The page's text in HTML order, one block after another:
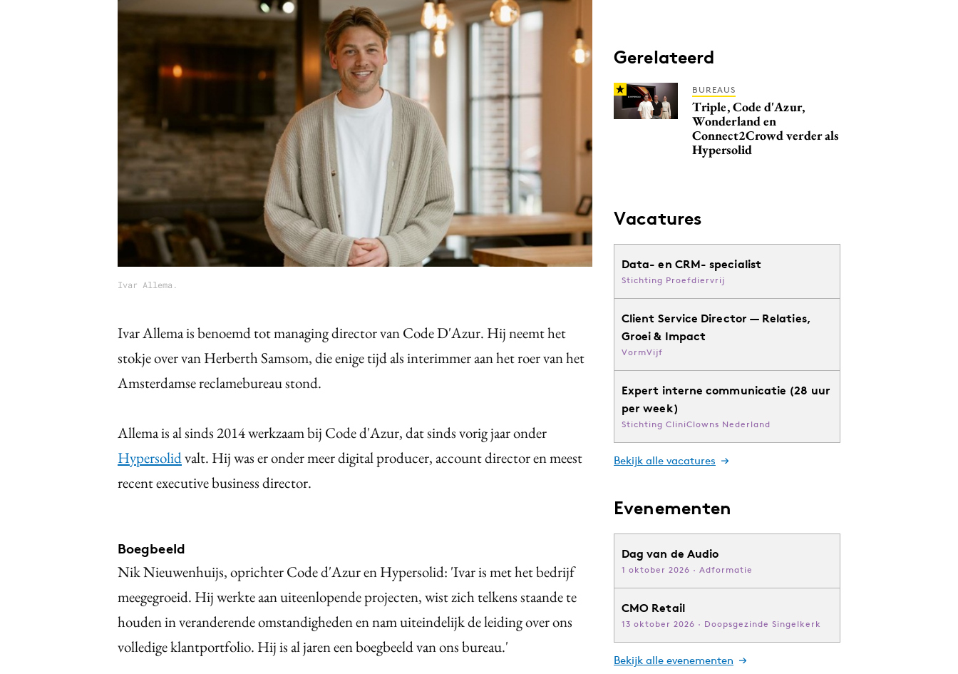
Gedragsverandering
Influencer marketing
Interne communicatie
Purpose Marketing
Reputatie & crisis
Ivar Allema.
Ivar Allema is benoemd tot managing director van Code D'Azur. Hij neemt het
stokje over van Herberth Samsom, die enige tijd als interimmer aan het roer van het
Amsterdamse reclamebureau stond.
Allema is al sinds 2014 werkzaam bij Code d'Azur, dat sinds vorig jaar onder
Hypersolidvalt. Hij was er onder meer digital producer, account director en meest
recent executive business director.
Boegbeeld
Nik Nieuwenhuijs, oprichter Code d'Azur en Hypersolid: 'Ivar is met het bedrijf
meegegroeid. Hij werkte aan uiteenlopende projecten, wist zich telkens staande te
houden in veranderende omstandigheden en nam uiteindelijk de leiding over ons
volledige klantportfolio. Hij is al jaren een boegbeeld van ons bureau.'
Gerelateerd
BUREAUS
Triple, Code d'Azur,
Wonderland en
Connect2Crowd verder als
Hypersolid
Vacatures
Data- en CRM- specialist
Stichting Proefdiervrij
Client Service Director — Relaties,
Groei & Impact
VormVijf
Expert interne communicatie (28 uur
per week)
Stichting CliniClowns Nederland
Bekijk alle vacatures
Evenementen
Dag van de Audio
1 oktober 2026 · Adformatie
CMO Retail
13 oktober 2026 · Doopsgezinde Singelkerk
Bekijk alle evenementen